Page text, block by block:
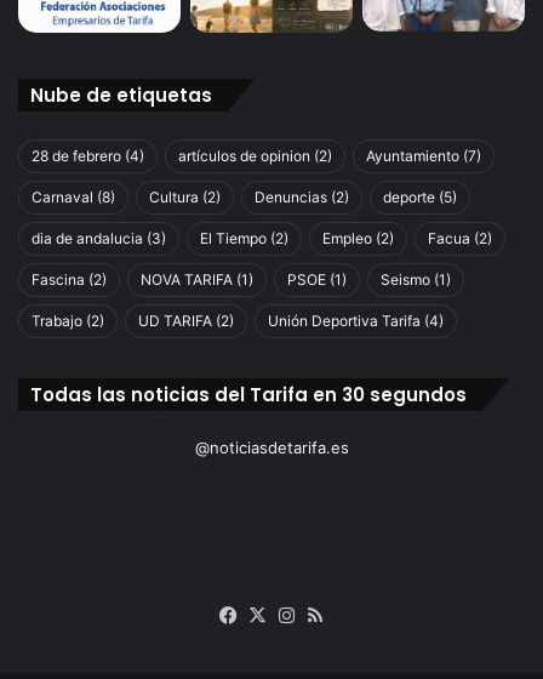
Nube de etiquetas
28 de febrero (4) artículos de opinion (2) Ayuntamiento (7)
Carnaval (8) Cultura (2) Denuncias (2) deporte (5)
dia de andalucia (3) El Tiempo (2) Empleo (2) Facua (2)
Fascina (2) NOVA TARIFA (1) PSOE (1) Seismo (1)
Trabajo (2) UD TARIFA (2) Unión Deportiva Tarifa (4)
Todas las noticias del Tarifa en 30 segundos
@noticiasdetarifa.es
Facebook
X Instagram